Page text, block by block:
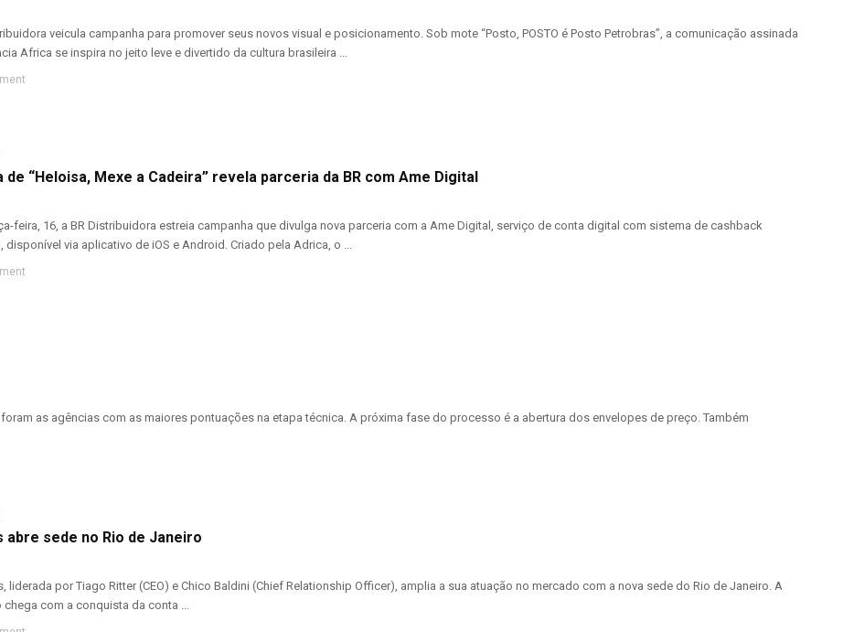
veicula campanha para promover seus novos visual e posicionamento. Sob mote “Posto, POSTO é Posto Petrobras”, a comunicação assinada
Africa se inspira no jeito leve e divertido da cultura brasileira ...
de “Heloisa, Mexe a Cadeira” revela parceria da BR com Ame Digital
feira, 16, a BR Distribuidora estreia campanha que divulga nova parceria com a Ame Digital, serviço de conta digital com sistema de cashback
disponível via aplicativo de iOS e Android. Criado pela Adrica, o ...
as agências com as maiores pontuações na etapa técnica. A próxima fase do processo é a abertura dos envelopes de preço. Também
abre sede no Rio de Janeiro
liderada por Tiago Ritter (CEO) e Chico Baldini (Chief Relationship Officer), amplia a sua atuação no mercado com a nova sede do Rio de Janeiro. A
chega com a conquista da conta ...